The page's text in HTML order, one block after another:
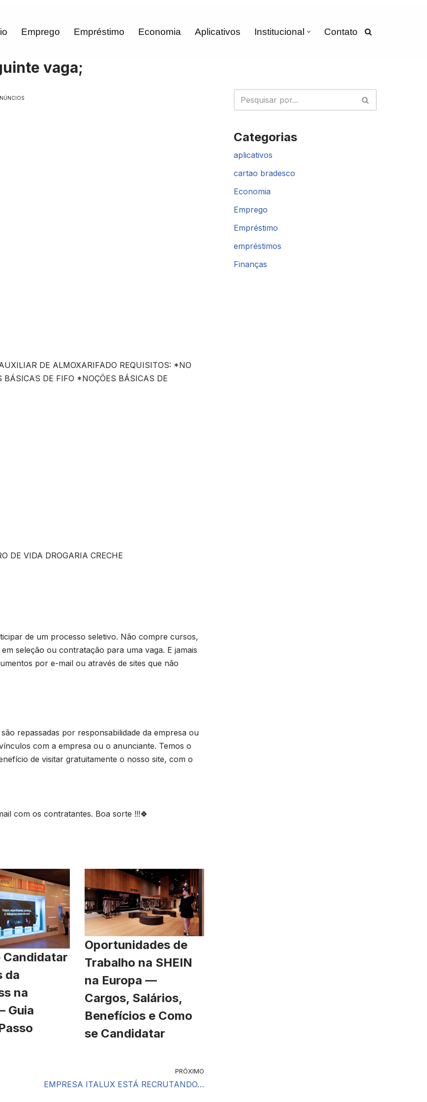
Emprego Empréstimo Economia Aplicativos Institucional Contato
vaga;
DE ALMOXARIFADO REQUISITOS: *NO
DE FIFO *NOÇÕES BÁSICAS DE
DE VIDA DROGARIA CRECHE
de um processo seletivo. Não compre cursos,
seleção ou contratação para uma vaga. E jamais
por e-mail ou através de sites que não
repassadas por responsabilidade da empresa ou
com a empresa ou o anunciante. Temos o
de visitar gratuitamente o nosso site, com o
com os contratantes. Boa sorte !!!🍀
Candidatar
da
na
Guia
Oportunidades de
Trabalho na SHEIN
na Europa —
Cargos, Salários,
Benefícios e Como
se Candidatar
PRÓXIMO
EMPRESA ITALUX ESTÁ RECRUTANDO…
Categorias
aplicativos
cartao bradesco
Economia
Emprego
Empréstimo
empréstimos
Finanças